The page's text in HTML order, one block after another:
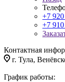
+7
+7
Контактная
г. Тула,
График работы: